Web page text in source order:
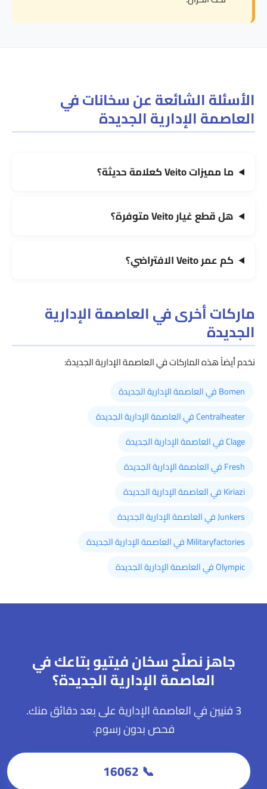
الأسئلة الشائعة عن سخانات في
العاصمة الإدارية الجديدة
ما مميزات Veito كعلامة حديثة؟
هل قطع غيار Veito متوفرة؟
كم عمر Veito الافتراضي؟
ماركات أخرى في العاصمة الإدارية
الجديدة
نخدم أيضاً هذه الماركات في العاصمة الإدارية الجديدة:
Bomen في العاصمة الإدارية الجديدة
Centralheater في العاصمة الإدارية الجديدة
Clage في العاصمة الإدارية الجديدة
Fresh في العاصمة الإدارية الجديدة
Kiriazi في العاصمة الإدارية الجديدة
Junkers في العاصمة الإدارية الجديدة
Militaryfactories في العاصمة الإدارية الجديدة
Olympic في العاصمة الإدارية الجديدة
جاهز نصلّح سخان فيتيو بتاعك في
العاصمة الإدارية الجديدة؟
3 فنيين في العاصمة الإدارية على بعد دقائق منك.
فحص بدون رسوم.
📞 16062